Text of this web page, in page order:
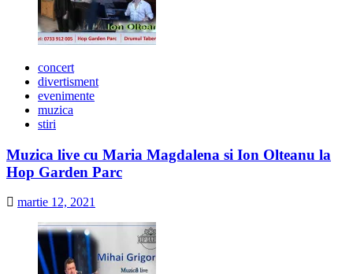
concert
divertisment
evenimente
muzica
stiri
Muzica live cu Maria Magdalena si Ion Olteanu la
Hop Garden Parc
martie 12, 2021